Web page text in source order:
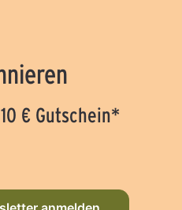
€ Gutschein*